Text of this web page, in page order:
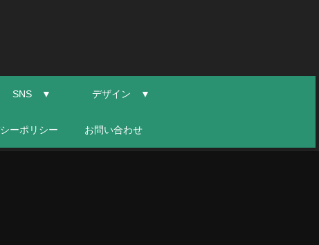
SNS ▼ デザイン ▼
ーポリシー お問い合わせ